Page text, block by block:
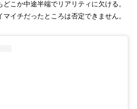
こか中途半端でリアリティに欠ける。
イチだったところは否定できません。